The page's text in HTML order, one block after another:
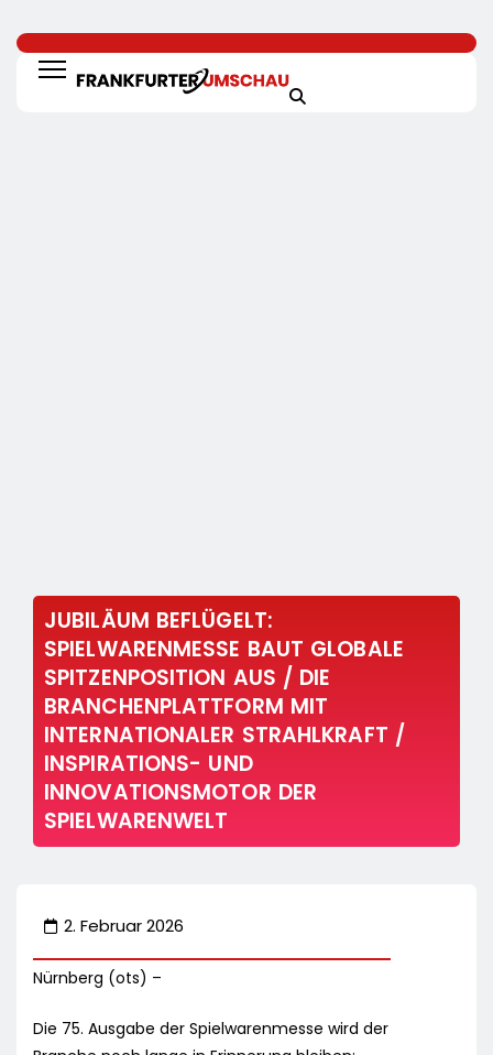
JUBILÄUM BEFLÜGELT:
SPIELWARENMESSE BAUT GLOBALE
SPITZENPOSITION AUS / DIE
BRANCHENPLATTFORM MIT
INTERNATIONALER STRAHLKRAFT /
INSPIRATIONS- UND
INNOVATIONSMOTOR DER
SPIELWARENWELT
2. Februar 2026
Nürnberg (ots) –
Die 75. Ausgabe der Spielwarenmesse wird der